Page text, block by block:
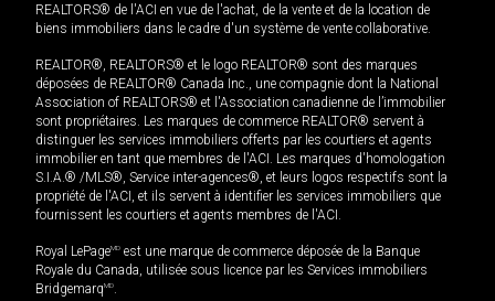
REALTORS® de l'ACI en vue de l'achat, de la vente et de la location de
biens immobiliers dans le cadre d'un système de vente collaborative.
REALTOR®, REALTORS® et le logo REALTOR® sont des marques
déposées de REALTOR® Canada Inc., une compagnie dont la National
Association of REALTORS® et l'Association canadienne de l’immobilier
sont propriétaires. Les marques de commerce REALTOR® servent à
distinguer les services immobiliers offerts par les courtiers et agents
immobilier en tant que membres de l'ACI. Les marques d'homologation
S.I.A.® /MLS®, Service inter-agences®, et leurs logos respectifs sont la
propriété de l'ACI, et ils servent à identifier les services immobiliers que
fournissent les courtiers et agents membres de l'ACI.
Royal LePageMD est une marque de commerce déposée de la Banque
Royale du Canada, utilisée sous licence par les Services immobiliers
BridgemarqMD.